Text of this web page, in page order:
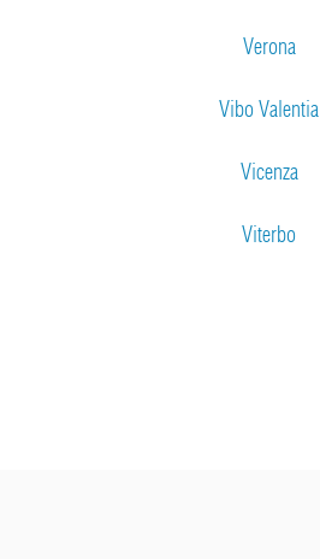
Verona
Vibo Valentia
Vicenza
Viterbo